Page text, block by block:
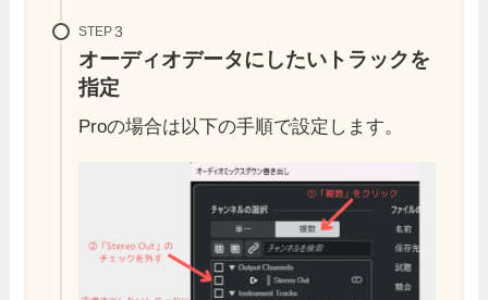
STEP
オーディオデータにしたいトラックを
指定
Proの場合は以下の手順で設定します。